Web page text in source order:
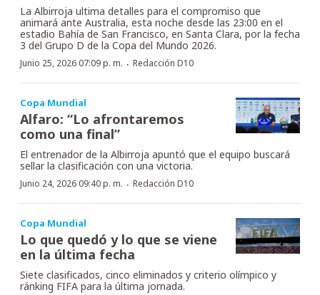
La Albirroja ultima detalles para el compromiso que
animará ante Australia, esta noche desde las 23:00 en el
estadio Bahía de San Francisco, en Santa Clara, por la fecha
3 del Grupo D de la Copa del Mundo 2026.
Junio 25, 2026 07:09 p. m. · Redacción D10
Copa Mundial
Alfaro: “Lo afrontaremos
como una final”
El entrenador de la Albirroja apuntó que el equipo buscará
sellar la clasificación con una victoria.
Junio 24, 2026 09:40 p. m. · Redacción D10
Copa Mundial
Lo que quedó y lo que se viene
en la última fecha
Siete clasificados, cinco eliminados y criterio olímpico y
ránking FIFA para la última jornada.